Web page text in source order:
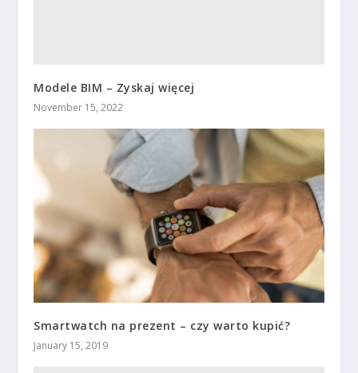
Modele BIM – Zyskaj więcej
November 15, 2022
Smartwatch na prezent – czy warto kupić?
January 15, 2019